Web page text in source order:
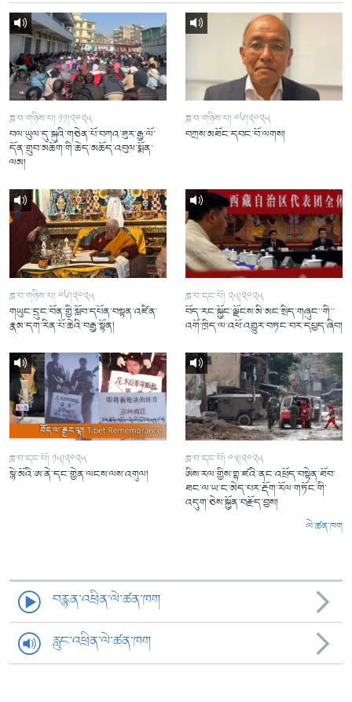
ཟླ་བ་གཉིས་པ། ༡༡།༢༠༢༥
བལ་ཡུལ་དུ་སྐུའི་གཅེན་པོ་བཀའ་ཟུར་རྒྱ་ལོ་
དོན་གྲུབ་མཆོག་གི་ཆེད་མཆོད་འབུལ་སྨོན་
ལམ།
ཟླ་བ་གཉིས་པ། ༠༦།༢༠༢༥
བཀྲས་མཐོང་དབང་བོ་ལགས།
ཟླ་བ་གཉིས་པ། ༠༦།༢༠༢༥
གཡུང་དྲུང་བོན་གྱི་སློབ་དཔོན་བསྟན་འཛིན་
རྣམ་དག་རིན་པོ་ཆེའི་བརྒྱ་སྟོན།
ཟླ་བ་དང་པོ། ༢༥།༢༠༢༥
བོད་རང་སྐྱོང་ལྗོངས་མི་མང་སྲིད་གཞུང་་གི་་
འགོ་ཁྲིད་ལ་འཕོ་འགྱུར་བཏང་བར་དཔྱད་ཞིབ།
ཟླ་བ་དང་པོ། ༡༥།༢༠༢༥
སྙེ་མོའི་ཨ་ནེ་དང་གྱེན་ལངས་ལས་འགུལ།
ཟླ་བ་དང་པོ། ༠༣།༢༠༢༥
ཨིས་རལ་གྱིས་གྷ་ཛའི་ནང་འཕྲོད་བསྟེན་ཐོབ་
ཐང་ལ་ཡ་ང་མེད་པར་རྡོག་རོལ་གཏོང་གི་
འདུག་ཅེས་སྐྱོན་བརྗོད་བྱས།
ལེ་ཚན་ཁག
བརྙན་འཕྲིན་ལེ་ཚན་ཁག
རླུང་འཕྲིན་ལེ་ཚན་ཁག